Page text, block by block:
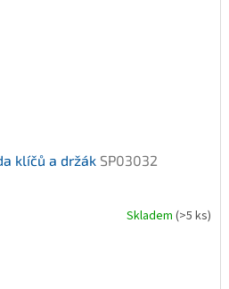
klíčů a držák SP03032
Skladem (>5 ks)